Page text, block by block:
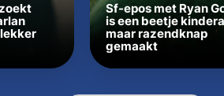
Sf-epos met Ryan
is een beetje
maar razendknap
gemaakt